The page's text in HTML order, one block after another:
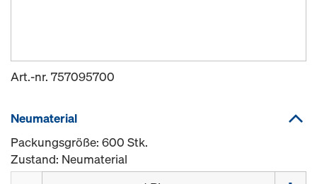
Art.-nr. 757095700
Neumaterial
Packungsgröße: 600 Stk.
Zustand: Neumaterial